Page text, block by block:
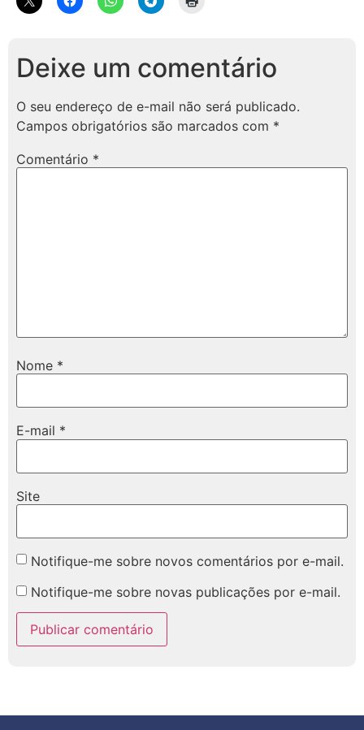
Deixe um comentário
O seu endereço de e-mail não será publicado.
Campos obrigatórios são marcados com *
Comentário *
Nome *
E-mail *
Site
Notifique-me sobre novos comentários por e-mail.
Notifique-me sobre novas publicações por e-mail.